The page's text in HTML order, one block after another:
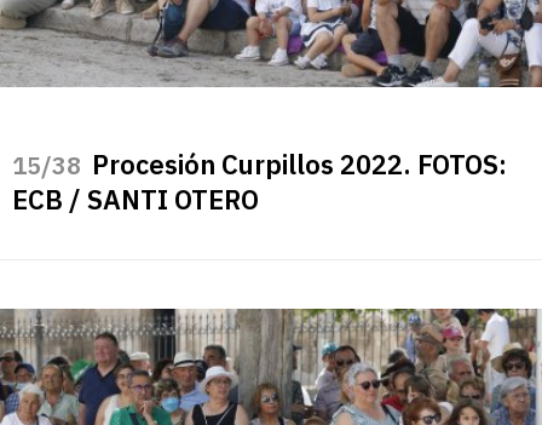
/38 Procesión Curpillos 2022. FOTOS:
ECB / SANTI OTERO